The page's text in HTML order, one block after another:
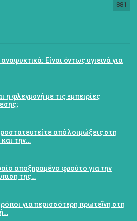
881
Είναι όντως υγιεινά για
η φλεγμονή με τις εμπειρίες
από λοιμώξεις στη
την…
αποξηραμένο φρούτο για την
της…
για περισσότερη πρωτεΐνη στη